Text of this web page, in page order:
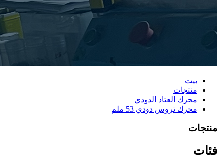
بيت
منتجات
محرك العتاد الدودي
محرك تروس دودي 53 ملم
منتجات
فئات